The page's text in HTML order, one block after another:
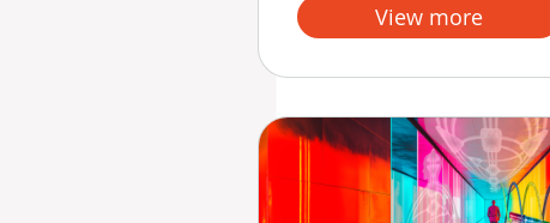
View more